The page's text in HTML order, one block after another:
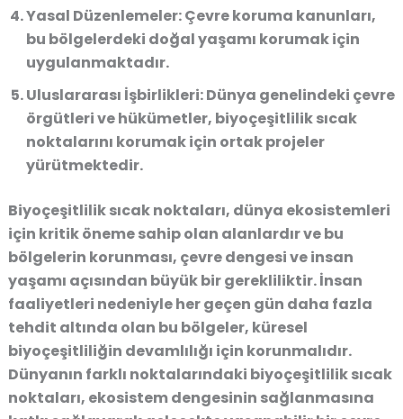
Yasal Düzenlemeler: Çevre koruma kanunları,
bu bölgelerdeki doğal yaşamı korumak için
uygulanmaktadır.
Uluslararası İşbirlikleri: Dünya genelindeki çevre
örgütleri ve hükümetler, biyoçeşitlilik sıcak
noktalarını korumak için ortak projeler
yürütmektedir.
Biyoçeşitlilik sıcak noktaları, dünya ekosistemleri
için kritik öneme sahip olan alanlardır ve bu
bölgelerin korunması, çevre dengesi ve insan
yaşamı açısından büyük bir gerekliliktir. İnsan
faaliyetleri nedeniyle her geçen gün daha fazla
tehdit altında olan bu bölgeler, küresel
biyoçeşitliliğin devamlılığı için korunmalıdır.
Dünyanın farklı noktalarındaki biyoçeşitlilik sıcak
noktaları, ekosistem dengesinin sağlanmasına